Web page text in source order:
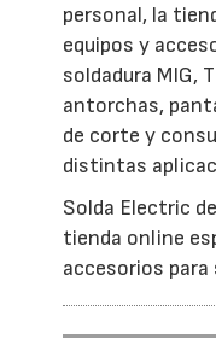
personal, la
equipos y
soldadura MIG,
antorchas,
de corte y
distintas
Solda Electric
tienda online
accesorios